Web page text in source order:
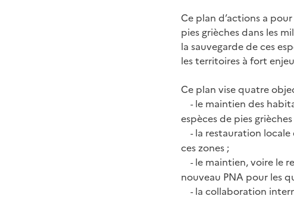
Ce plan d’actions a
pies grièches dans les
la sauvegarde de ces
les territoires à fort
Ce plan vise quatre
-le maintien des
espèces de pies grièches
-la restauration locale
ces zones ;
-le maintien, voire le
nouveau PNA pour les
-la collaboration